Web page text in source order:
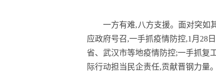
一方有难,八方支援。面对突如
应政府号召,一手抓疫情防控,1月28
省、武汉市等地疫情防控;一手抓复
际行动担当民企责任,贡献晋钢力量。